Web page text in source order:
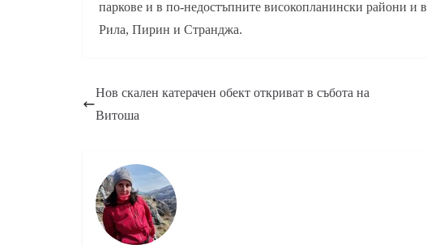
паркове и в по-недостъпните високопланински райони и
Рила, Пирин и Странджа.
Нов скален катерачен обект откриват в събота на
Витоша